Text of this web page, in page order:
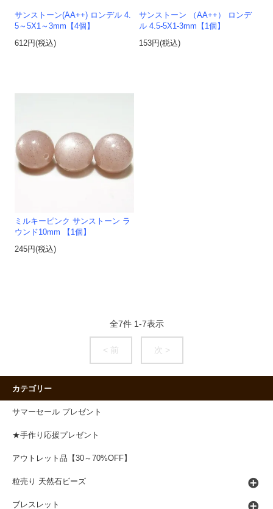
サンストーン(AA++) ロンデル 4.
5～5X1～3mm【4個】
612円(税込)
サンストーン （AA++） ロンデ
ル 4.5-5X1-3mm【1個】
153円(税込)
ミルキーピンク サンストーン ラ
ウンド10mm 【1個】
245円(税込)
全7件 1-7表示
< 前 次 >
カテゴリー
サマーセール プレゼント
★手作り応援プレゼント
アウトレット品【30～70%OFF】
粒売り 天然石ビーズ
ブレスレット